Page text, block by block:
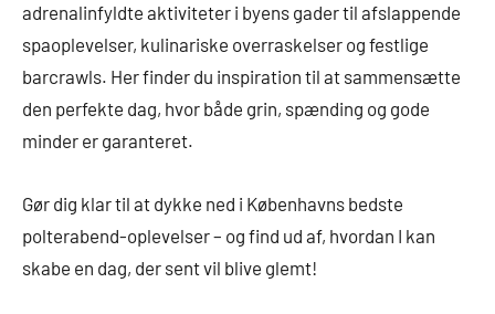
adrenalinfyldte aktiviteter i byens gader til afslappende
spaoplevelser, kulinariske overraskelser og festlige
barcrawls. Her finder du inspiration til at sammensætte
den perfekte dag, hvor både grin, spænding og gode
minder er garanteret.
Gør dig klar til at dykke ned i Københavns bedste
polterabend-oplevelser – og find ud af, hvordan I kan
skabe en dag, der sent vil blive glemt!